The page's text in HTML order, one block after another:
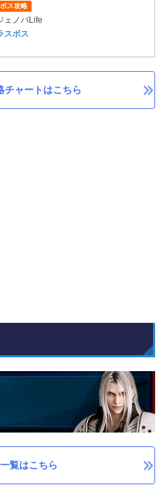
ボス攻略
ェノバLife
スボス
チャートはこちら
覧はこちら